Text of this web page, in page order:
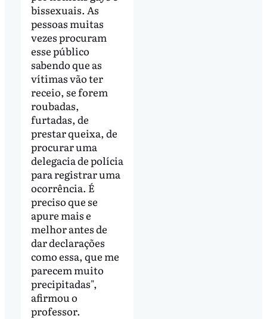
bissexuais. As
pessoas muitas
vezes procuram
esse público
sabendo que as
vítimas vão ter
receio, se forem
roubadas,
furtadas, de
prestar queixa, de
procurar uma
delegacia de polícia
para registrar uma
ocorrência. É
preciso que se
apure mais e
melhor antes de
dar declarações
como essa, que me
parecem muito
precipitadas",
afirmou o
professor.